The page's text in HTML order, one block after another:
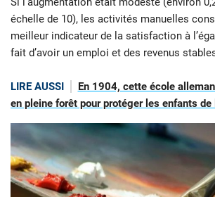
échelle de 10), les activités manuelles
meilleur indicateur de la satisfaction à
fait d’avoir un emploi et des revenus
LIRE AUSSI
En 1904, cette école
en pleine forêt pour protéger les enfants